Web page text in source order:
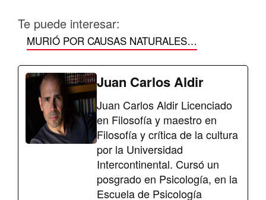
Te puede interesar:
MURIÓ POR CAUSAS NATURALES…
Juan Carlos Aldir
Juan Carlos Aldir Licenciado
en Filosofía y maestro en
Filosofía y crítica de la cultura
por la Universidad
Intercontinental. Cursó un
posgrado en Psicología, en la
Escuela de Psicología